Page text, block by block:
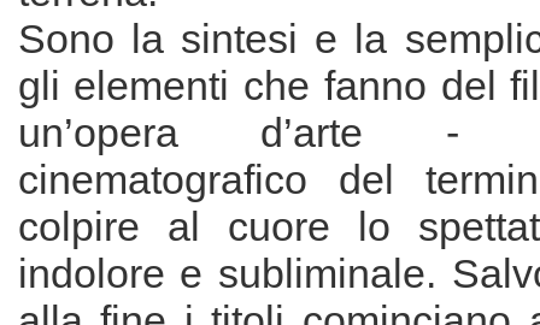
Sono la sintesi e la
gli elementi che fanno del
un’opera d’arte -
cinematografico del
colpire al cuore lo
indolore e subliminale.